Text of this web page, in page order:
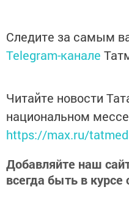
Следите за самым
Telegram-канале
Читайте новости
национальном
https://max.ru/
Добавляйте наш
всегда быть в курсе